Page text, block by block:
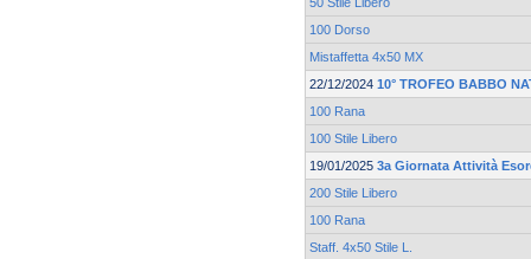
100 Dorso
Mistaffetta 4x50 MX
22/12/2024 10° TROFEO BABBO
100 Rana
100 Stile Libero
19/01/2025 3a Giornata Attività
200 Stile Libero
100 Rana
Staff. 4x50 Stile L.